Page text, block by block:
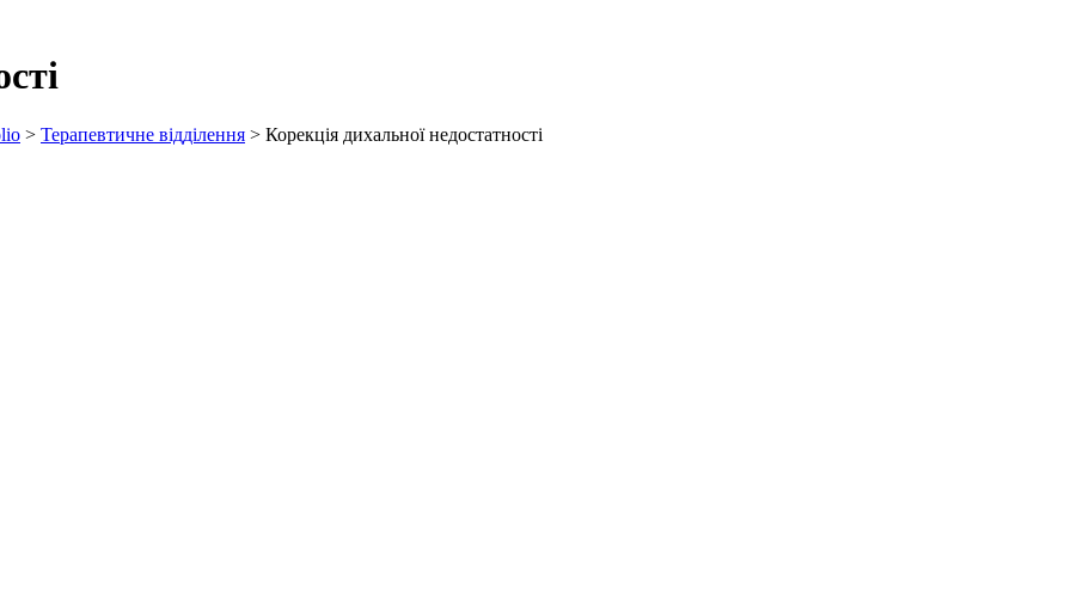
> Терапевтичне відділення > Корекція дихальної недостатності